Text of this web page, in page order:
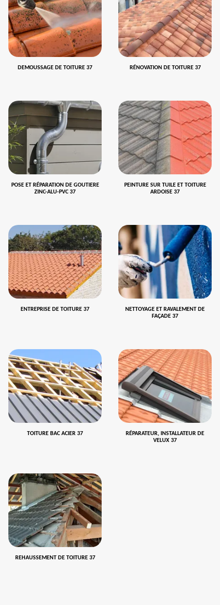
DEMOUSSAGE DE TOITURE 37 RÉNOVATION DE TOITURE 37
POSE ET RÉPARATION DE GOUTIERE
ZINC-ALU-PVC 37
PEINTURE SUR TUILE ET TOITURE
ARDOISE 37
ENTREPRISE DE TOITURE 37
NETTOYAGE ET RAVALEMENT DE
FAÇADE 37
TOITURE BAC ACIER 37
RÉPARATEUR, INSTALLATEUR DE
VELUX 37
REHAUSSEMENT DE TOITURE 37